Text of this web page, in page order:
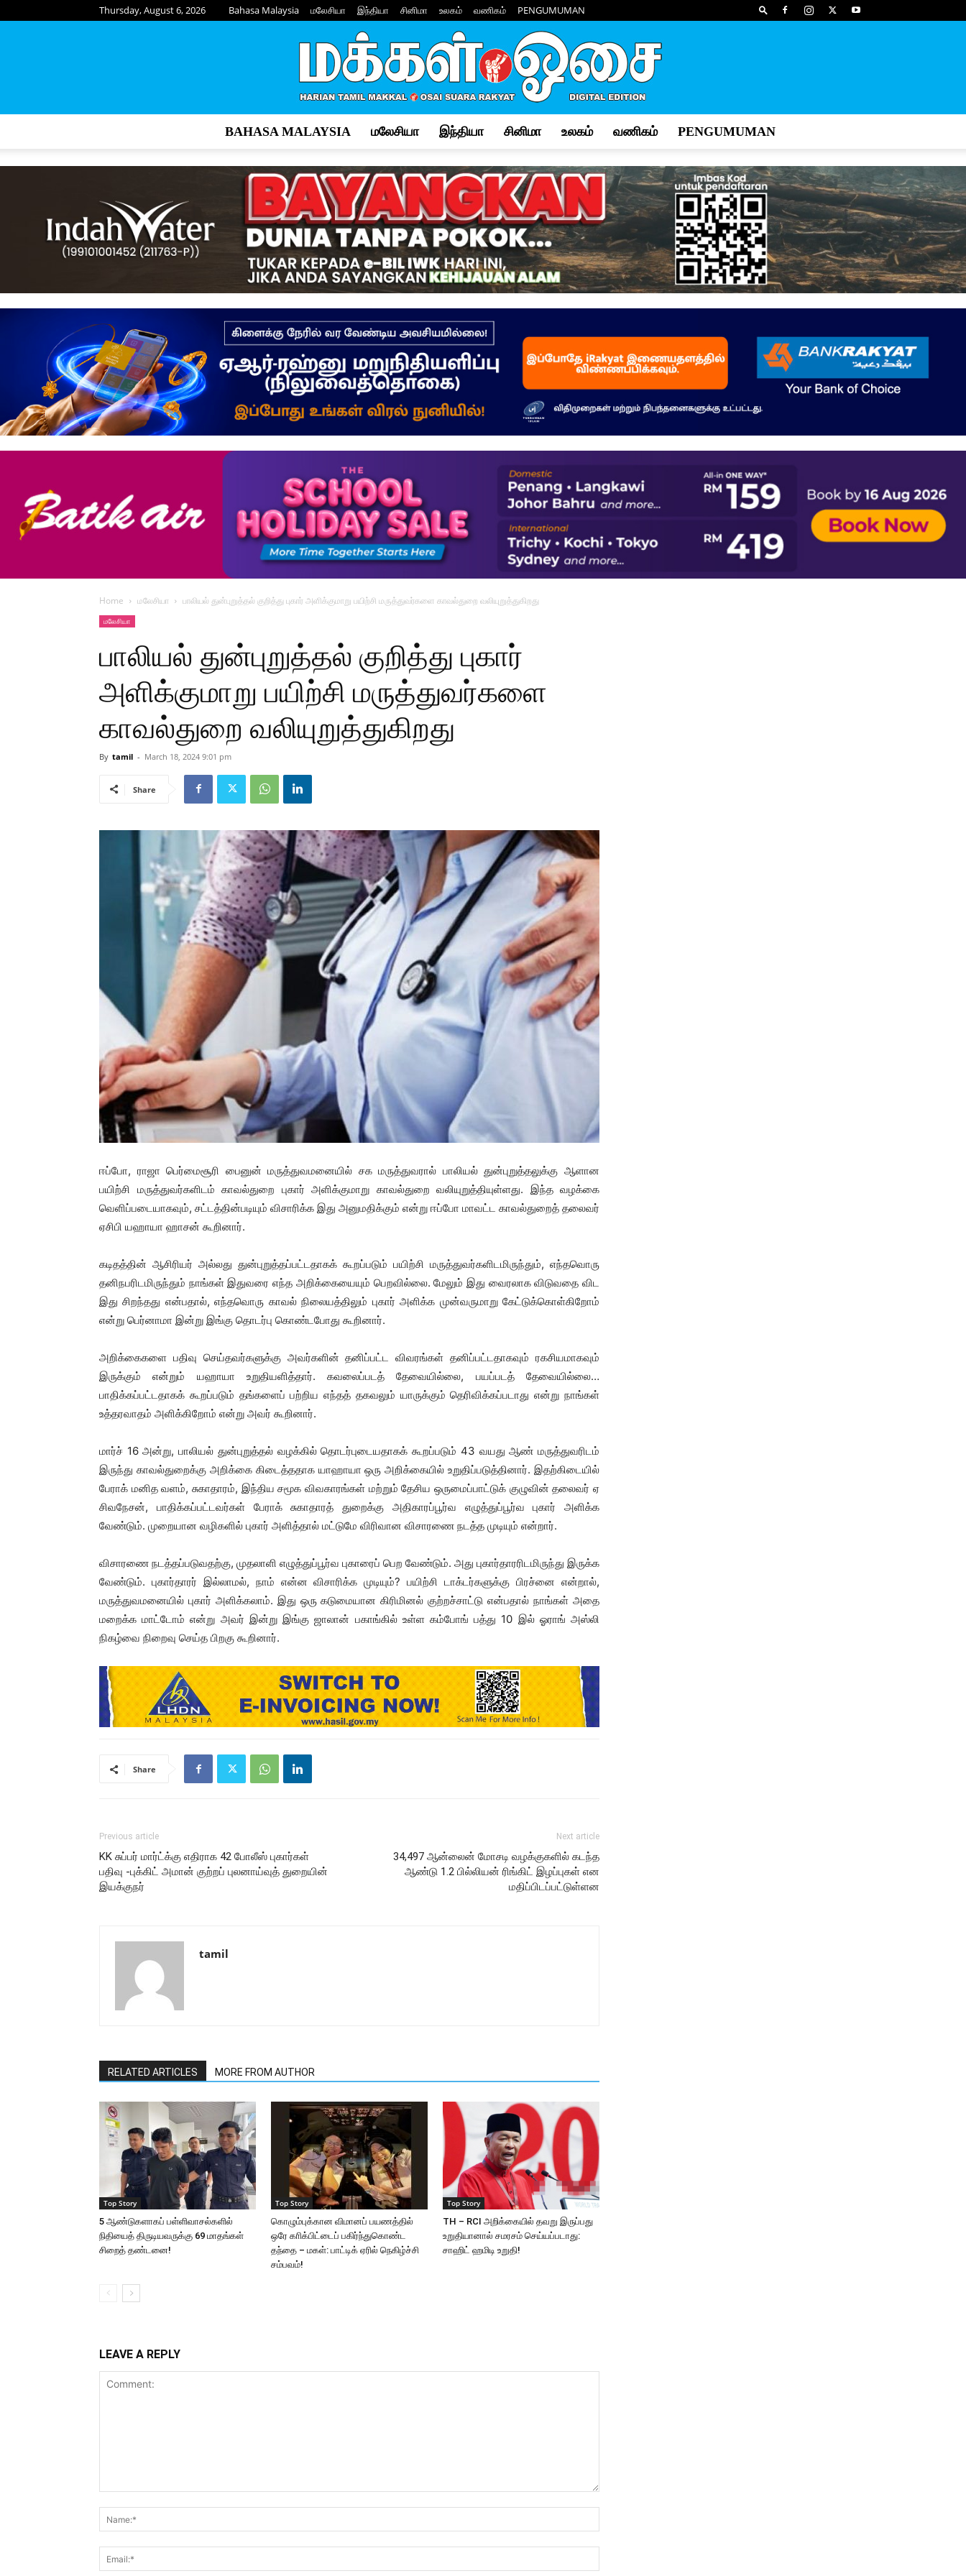
Thursday, August 6, 2026 Bahasa Malaysia மலேசியா இந்தியா சினிமா உலகம் வணிகம் PENGUMUMAN
Osai
–
மக்கள்
BAHASA MALAYSIA மலேசியா இந்தியா சினிமா உலகம் வணிகம் PENGUMUMAN
Home மலேசியா பாலியல் துன்புறுத்தல் குறித்து புகார் அளிக்குமாறு பயிற்சி மருத்துவர்களை காவல்துறை வலியுறுத்துகிறது
மலேசியா
பாலியல் துன்புறுத்தல் குறித்து புகார்
அளிக்குமாறு பயிற்சி மருத்துவர்களை
காவல்துறை வலியுறுத்துகிறது
By tamil - March 18, 2024 9:01 pm
Share
ஈப்போ, ராஜா பெர்மைசூரி பைனுன் மருத்துவமனையில் சக மருத்துவரால் பாலியல் துன்புறுத்தலுக்கு ஆளான
பயிற்சி மருத்துவர்களிடம் காவல்துறை புகார் அளிக்குமாறு காவல்துறை வலியுறுத்தியுள்ளது. இந்த வழக்கை
வெளிப்படையாகவும், சட்டத்தின்படியும் விசாரிக்க இது அனுமதிக்கும் என்று ஈப்போ மாவட்ட காவல்துறைத் தலைவர்
ஏசிபி யஹாயா ஹாசன் கூறினார்.
கடிதத்தின் ஆசிரியர் அல்லது துன்புறுத்தப்பட்டதாகக் கூறப்படும் பயிற்சி மருத்துவர்களிடமிருந்தும், எந்தவொரு
தனிநபரிடமிருந்தும் நாங்கள் இதுவரை எந்த அறிக்கையையும் பெறவில்லை. மேலும் இது வைரலாக விடுவதை விட
இது சிறந்தது என்பதால், எந்தவொரு காவல் நிலையத்திலும் புகார் அளிக்க முன்வருமாறு கேட்டுக்கொள்கிறோம்
என்று பெர்னாமா இன்று இங்கு தொடர்பு கொண்டபோது கூறினார்.
அறிக்கைகளை பதிவு செய்தவர்களுக்கு அவர்களின் தனிப்பட்ட விவரங்கள் தனிப்பட்டதாகவும் ரகசியமாகவும்
இருக்கும் என்றும் யஹாயா உறுதியளித்தார். கவலைப்படத் தேவையில்லை, பயப்படத் தேவையில்லை…
பாதிக்கப்பட்டதாகக் கூறப்படும் தங்களைப் பற்றிய எந்தத் தகவலும் யாருக்கும் தெரிவிக்கப்படாது என்று நாங்கள்
உத்தரவாதம் அளிக்கிறோம் என்று அவர் கூறினார்.
மார்ச் 16 அன்று, பாலியல் துன்புறுத்தல் வழக்கில் தொடர்புடையதாகக் கூறப்படும் 43 வயது ஆண் மருத்துவரிடம்
இருந்து காவல்துறைக்கு அறிக்கை கிடைத்ததாக யாஹாயா ஒரு அறிக்கையில் உறுதிப்படுத்தினார். இதற்கிடையில்
பேராக் மனித வளம், சுகாதாரம், இந்திய சமூக விவகாரங்கள் மற்றும் தேசிய ஒருமைப்பாட்டுக் குழுவின் தலைவர் ஏ
சிவநேசன், பாதிக்கப்பட்டவர்கள் பேராக் சுகாதாரத் துறைக்கு அதிகாரப்பூர்வ எழுத்துப்பூர்வ புகார் அளிக்க
வேண்டும். முறையான வழிகளில் புகார் அளித்தால் மட்டுமே விரிவான விசாரணை நடத்த முடியும் என்றார்.
விசாரணை நடத்தப்படுவதற்கு, முதலாளி எழுத்துப்பூர்வ புகாரைப் பெற வேண்டும். அது புகார்தாரரிடமிருந்து இருக்க
வேண்டும். புகார்தாரர் இல்லாமல், நாம் என்ன விசாரிக்க முடியும்? பயிற்சி டாக்டர்களுக்கு பிரச்னை என்றால்,
மருத்துவமனையில் புகார் அளிக்கலாம். இது ஒரு கடுமையான கிரிமினல் குற்றச்சாட்டு என்பதால் நாங்கள் அதை
மறைக்க மாட்டோம் என்று அவர் இன்று இங்கு ஜாலான் பகாங்கில் உள்ள கம்போங் பத்து 10 இல் ஓராங் அஸ்லி
நிகழ்வை நிறைவு செய்த பிறகு கூறினார்.
Share
Previous article
KK சுப்பர் மார்ட்க்கு எதிராக 42 போலீஸ் புகார்கள்
பதிவு -புக்கிட் அமான் குற்றப் புலனாய்வுத் துறையின்
இயக்குநர்
Next article
34,497 ஆன்லைன் மோசடி வழக்குகளில் கடந்த
ஆண்டு 1.2 பில்லியன் ரிங்கிட் இழப்புகள் என
மதிப்பிடப்பட்டுள்ளன
tamil
RELATED ARTICLES MORE FROM AUTHOR
Top Story
5 ஆண்டுகளாகப் பள்ளிவாசல்களில்
நிதியைத் திருடியவருக்கு 69 மாதங்கள்
சிறைத் தண்டனை!
Top Story
கொழும்புக்கான விமானப் பயணத்தில்
ஒரே காிக்பிட்டைப் பகிர்ந்துகொண்ட
தந்தை – மகள்: பாட்டிக் ஏரில் நெகிழ்ச்சி
சம்பவம்!
Top Story
TH – RCI அறிக்கையில் தவறு இருப்பது
உறுதியானால் சமரசம் செய்யப்படாது:
சாஹிட் ஹமிடி உறுதி!
LEAVE A REPLY